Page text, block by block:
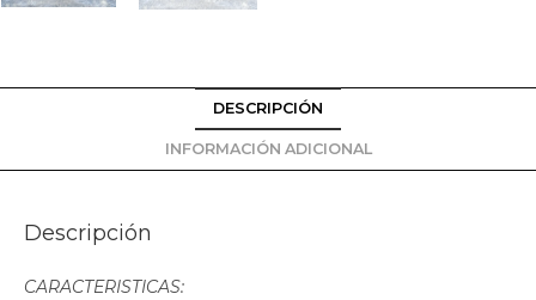
DESCRIPCIÓN
INFORMACIÓN ADICIONAL
Descripción
CARACTERISTICAS: